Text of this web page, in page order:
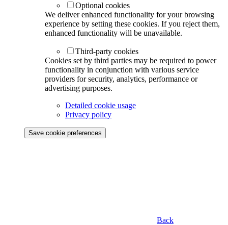
Optional cookies
We deliver enhanced functionality for your browsing
experience by setting these cookies. If you reject them,
enhanced functionality will be unavailable.
Third-party cookies
Cookies set by third parties may be required to power
functionality in conjunction with various service
providers for security, analytics, performance or
advertising purposes.
Detailed cookie usage
Privacy policy
Save cookie preferences
Back